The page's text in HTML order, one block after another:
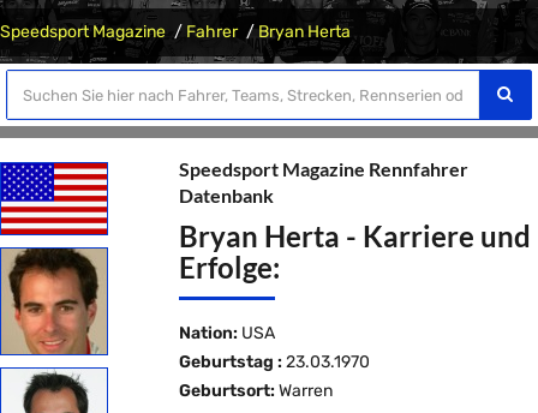
Speedsport Magazine Fahrer Bryan Herta
Speedsport Magazine Rennfahrer
Datenbank
Bryan Herta - Karriere und
Erfolge:
Nation: USA
Geburtstag : 23.03.1970
Geburtsort: Warren